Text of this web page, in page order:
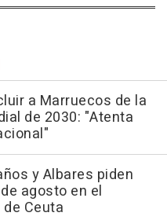
a Marruecos de la
de 2030: "Atenta
y Albares piden
agosto en el
Ceuta